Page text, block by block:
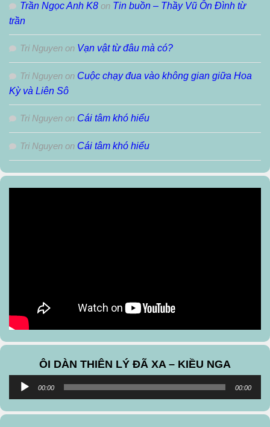
Trần Ngọc Anh K8 on Tin buồn – Thầy Vũ Ôn Đình từ
trần
Tri Nguyen on Vạn vật từ đâu mà có?
Tri Nguyen on Cuộc chạy đua vào không gian giữa Hoa
Kỳ và Liên Sô
Tri Nguyen on Cái tâm khó hiểu
Tri Nguyen on Cái tâm khó hiểu
ÔI DÀN THIÊN LÝ ĐÃ XA – KIỀU NGA
Audio
00:00 00:00